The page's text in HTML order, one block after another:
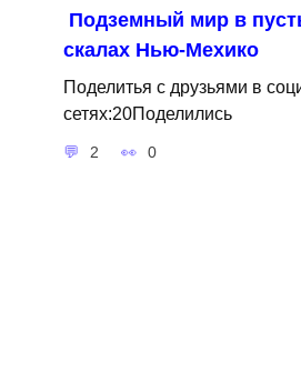
Подземный мир в
скалах Нью-Мехико
Поделитья с друзьями в
сетях:20Поделились
2 0